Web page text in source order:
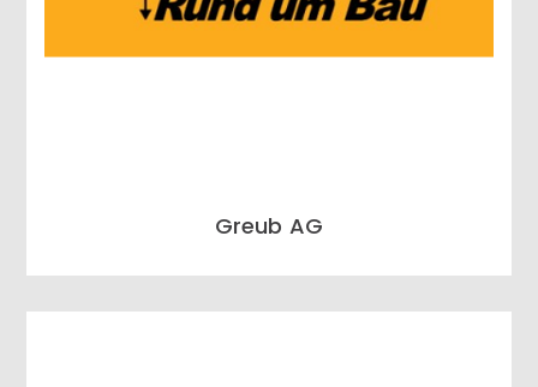
Greub AG